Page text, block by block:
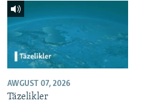
AWGUST 07, 2026
Täzelikler